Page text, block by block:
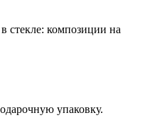
стекле: композиции на
упаковку.